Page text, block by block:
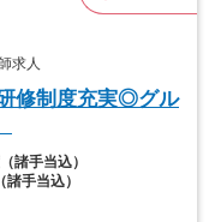
求人
修制度充実◎グル
諸手当込）
手当込）